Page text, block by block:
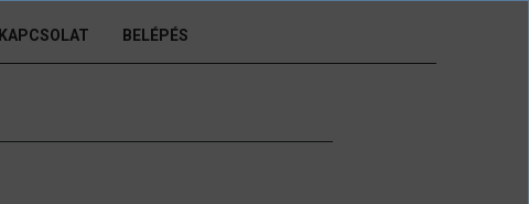
KAPCSOLAT BELÉPÉS